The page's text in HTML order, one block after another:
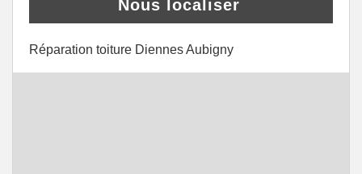
Nous localiser
Réparation toiture Diennes Aubigny